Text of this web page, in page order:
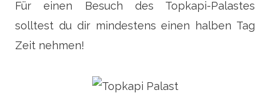
Für einen Besuch des Topkapi-Palastes
solltest du dir mindestens einen halben Tag
Zeit nehmen!